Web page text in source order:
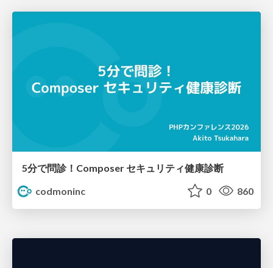
5分で問診！Composer セキュリティ健康診断
codmoninc
0 860